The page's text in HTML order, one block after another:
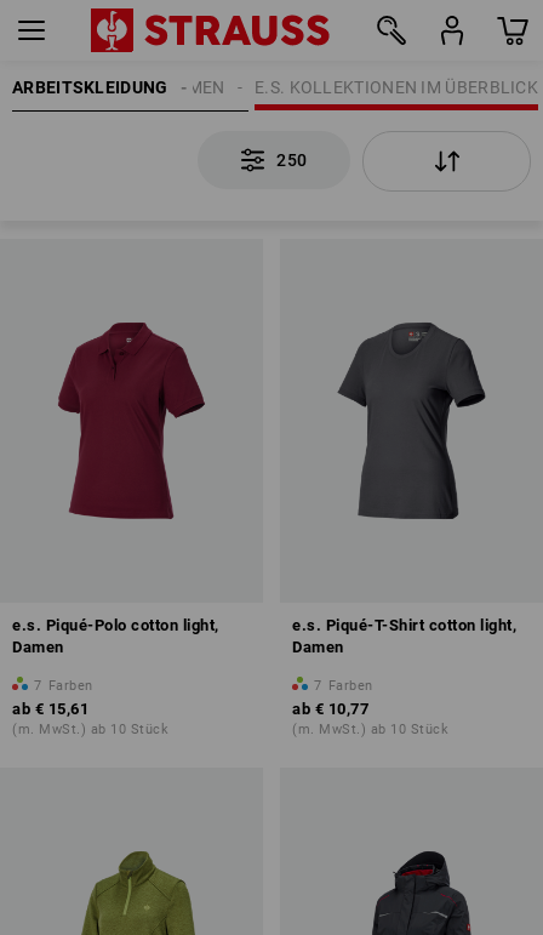
ARBEITSKLEIDUNG E.S. KOLLEKTIONEN IM ÜBERBLICK
THEMEN
DAMEN
250
e.s. Piqué-Polo cotton light,
Damen
7 Farben
ab € 15,61
(m. MwSt.) ab 10 Stück
e.s. Piqué-T-Shirt cotton light,
Damen
7 Farben
ab € 10,77
(m. MwSt.) ab 10 Stück